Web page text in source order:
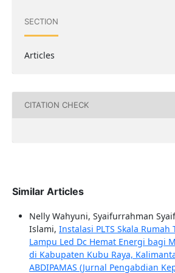
SECTION
Articles
CITATION CHECK
Similar Articles
Nelly Wahyuni, Syaifurrahman
Islami, Instalasi PLTS Skala
Lampu Led Dc Hemat Energi bagi
di Kabupaten Kubu Raya,
ABDIPAMAS (Jurnal Pengabdian